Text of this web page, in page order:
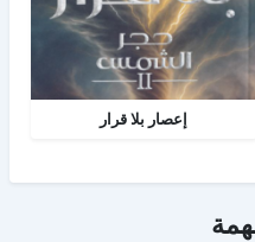
إعصار بلا قرار